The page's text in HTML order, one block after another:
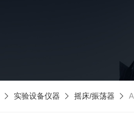
实验设备仪器 摇床/振荡器